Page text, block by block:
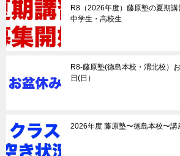
R8（2026年度）藤原塾の夏期講
中学生・高校生
R8-藤原塾(徳島本校・渭北校）
日(日）
2026年度 藤原塾〜徳島本校〜講